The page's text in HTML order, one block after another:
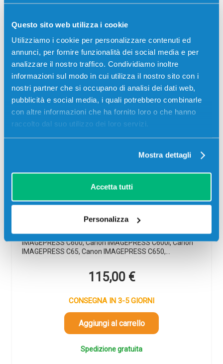
Questo sito web utilizza i cookie
Utilizziamo i cookie per personalizzare contenuti ed
annunci, per fornire funzionalità dei social media e per
analizzare il nostro traffico. Condividiamo inoltre
informazioni sul modo in cui utilizza il nostro sito con i
nostri partner che si occupano di analisi dei dati web,
pubblicità e social media, i quali potrebbero combinarle
con altre informazioni che ha fornito loro o che hanno
raccolto dal suo utilizzo dei loro servizi.
Mostra dettagli
Accetta tutti
Personalizza
visualizzare l'offerta
GIALLO
Toner compatibile Canon 8069B001 T01 GIALLO 39500
pagine per Stampanti: Canon IMAGEPRESS C60, Canon
IMAGEPRESS C600, Canon IMAGEPRESS C600I, Canon
IMAGEPRESS C65, Canon IMAGEPRESS C650,…
115,00 €
CONSEGNA IN 3-5 GIORNI
Aggiungi al carrello
Spedizione gratuita